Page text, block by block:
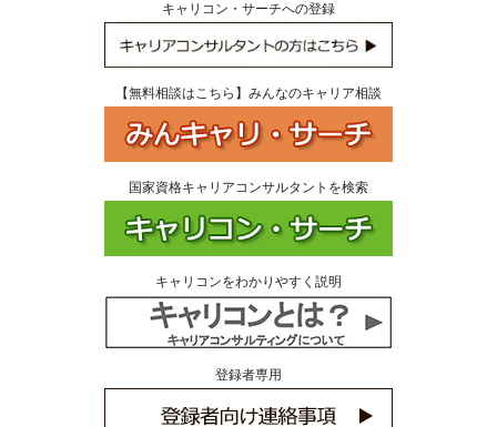
キャリコン・サーチへの登録
【無料相談はこちら】みんなのキャリア相談
国家資格キャリアコンサルタントを検索
キャリコンをわかりやすく説明
登録者専用